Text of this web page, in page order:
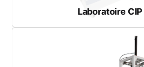
Laboratoire CIP
Laboratoire CIP
Téléchargez la